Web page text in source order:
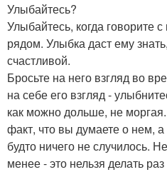
Улыбайтесь?
Улыбайтесь, когда говорите
рядом. Улыбка даст ему
счастливой.
Бросьте на него взгляд во
на себе его взгляд -
как можно дольше, не
факт, что вы думаете о нем, а
будто ничего не случилось.
менее - это нельзя делать